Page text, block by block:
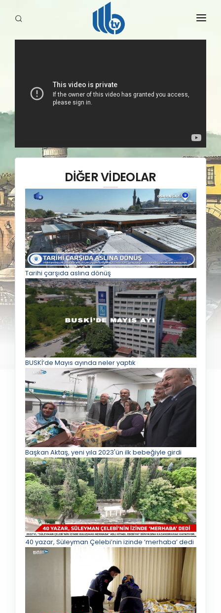
YAYINLARIMIZ
DİĞER VİDEOLAR
Tarihi çarşıda aslına dönüş
BUSKİ’de Mayıs ayında neler yaptık
Başkan Aktaş, yeni yıla 2023'ün ilk bebeğiyle girdi
40 yazar, Süleyman Çelebi’nin izinde ‘merhaba’ dedi